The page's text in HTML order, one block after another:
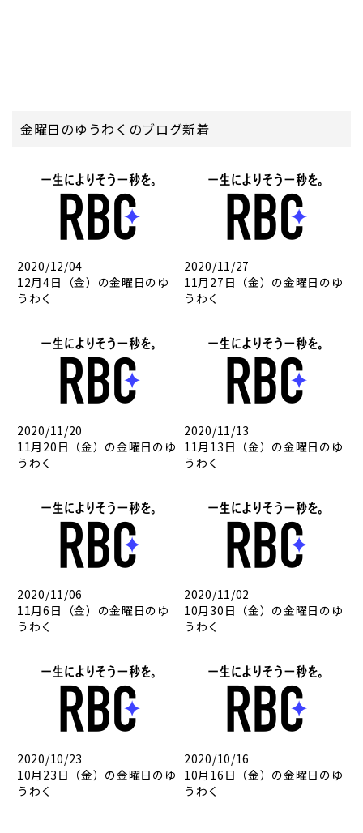
金曜日のゆうわくのブログ新着
2020/12/04
12月4日（金）の金曜日のゆ
うわく
2020/11/27
11月27日（金）の金曜日のゆ
うわく
2020/11/20
11月20日（金）の金曜日のゆ
うわく
2020/11/13
11月13日（金）の金曜日のゆ
うわく
2020/11/06
11月6日（金）の金曜日のゆ
うわく
2020/11/02
10月30日（金）の金曜日のゆ
うわく
2020/10/23
10月23日（金）の金曜日のゆ
うわく
2020/10/16
10月16日（金）の金曜日のゆ
うわく